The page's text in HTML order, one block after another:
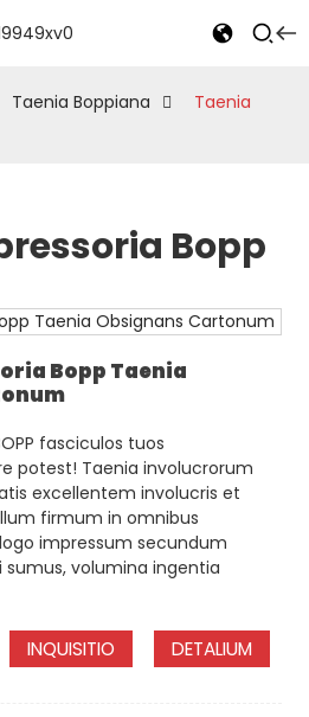
Taenia Boppiana
Taenia
Bopp
Bopp Taenia
fasciculos tuos
potest! Taenia involucrorum
excellentem involucris et
firmum in omnibus
impressum secundum
sumus, volumina ingentia
INQUISITIO DETALIUM